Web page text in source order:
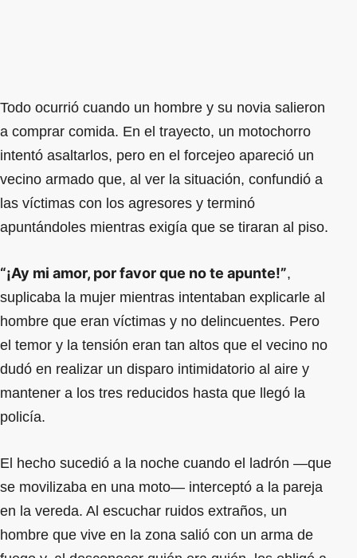
Todo ocurrió cuando un hombre y su novia salieron
a comprar comida. En el trayecto, un motochorro
intentó asaltarlos, pero en el forcejeo apareció un
vecino armado que, al ver la situación, confundió a
las víctimas con los agresores y terminó
apuntándoles mientras exigía que se tiraran al piso.
“¡Ay mi amor, por favor que no te apunte!”,
suplicaba la mujer mientras intentaban explicarle al
hombre que eran víctimas y no delincuentes. Pero
el temor y la tensión eran tan altos que el vecino no
dudó en realizar un disparo intimidatorio al aire y
mantener a los tres reducidos hasta que llegó la
policía.
El hecho sucedió a la noche cuando el ladrón —que
se movilizaba en una moto— interceptó a la pareja
en la vereda. Al escuchar ruidos extraños, un
hombre que vive en la zona salió con un arma de